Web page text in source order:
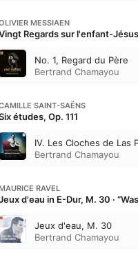
MESSIAEN
Regards sur l'enfant-
No. 1, Regard du Père
Bertrand Chamayou
SAINT-SAËNS
études, Op. 111
IV. Les Cloches de Las
Bertrand Chamayou
RAVEL
d'eau in E-Dur, M. 30 ·
Jeux d'eau, M. 30
Bertrand Chamayou